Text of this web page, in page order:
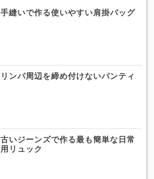
手縫いで作る使いやすい肩掛バッグ
リンパ周辺を締め付けないパンティ
古いジーンズで作る最も簡単な日常
用リュック